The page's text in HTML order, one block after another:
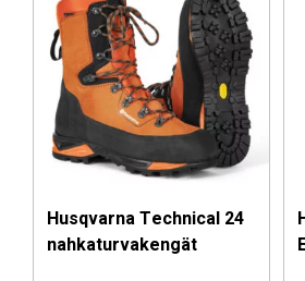
Husqvarna Technical 24
nahkaturvakengät